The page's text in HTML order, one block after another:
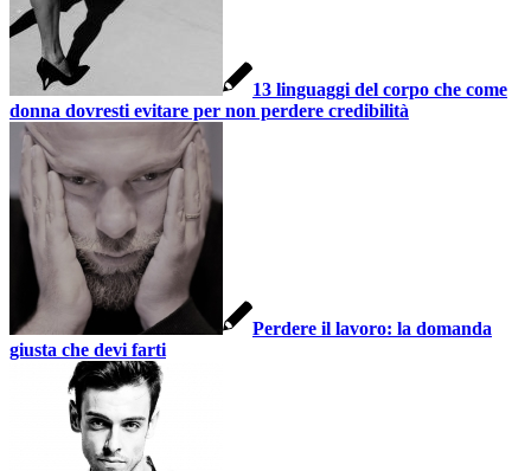
13 linguaggi del corpo che come
donna dovresti evitare per non perdere credibilità
Perdere il lavoro: la domanda
giusta che devi farti